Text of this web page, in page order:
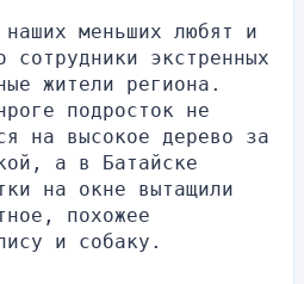
меньших любят и
сотрудники экстренных
жители региона.
подросток не
на высокое дерево за
а в Батайске
на окне вытащили
похожее
и собаку.